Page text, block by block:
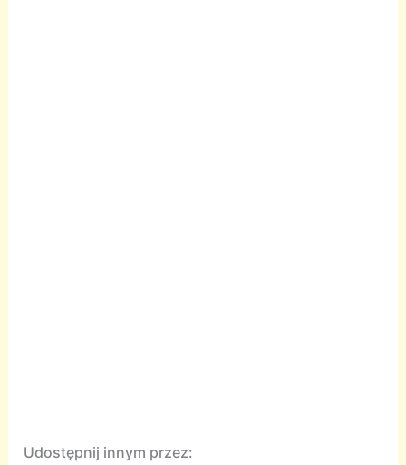
Udostępnij innym przez: